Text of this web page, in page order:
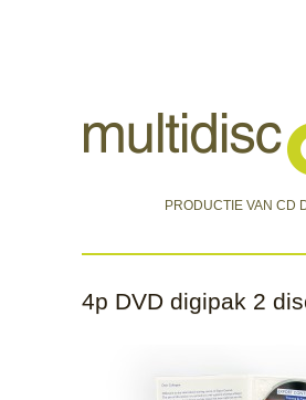
PRODUCTIE VAN CD
4p DVD digipak 2